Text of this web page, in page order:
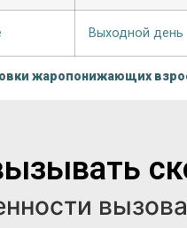
Выходной день
жаропонижающих